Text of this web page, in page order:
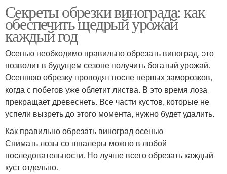
Секреты обрезки винограда: как
обеспечить щедрый урожай
каждый год
Осенью необходимо правильно обрезать виноград, это
позволит в будущем сезоне получить богатый урожай.
Осеннюю обрезку проводят после первых заморозков,
когда с побегов уже облетит листва. В это время лоза
прекращает древеснеть. Все части кустов, которые не
успели вызреть до этого момента, нужно будет удалить.
Как правильно обрезать виноград осенью
Снимать лозы со шпалеры можно в любой
последовательности. Но лучше всего обрезать каждый
куст отдельно.